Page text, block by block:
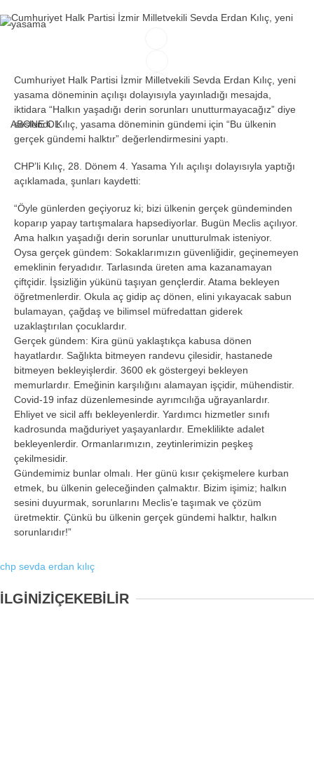
TikTok
ABONE OL
Cumhuriyet Halk Partisi İzmir Milletvekili Sevda Erdan Kılıç, yeni
yasama döneminin açılışı dolayısıyla yayınladığı mesajda,
iktidara “Halkın yaşadığı derin sorunları unutturmayacağız” diye
seslendi. Kılıç, yasama döneminin gündemi için “Bu ülkenin
gerçek gündemi halktır” değerlendirmesini yaptı.
CHP’li Kılıç, 28. Dönem 4. Yasama Yılı açılışı dolayısıyla yaptığı
açıklamada, şunları kaydetti:
“Öyle günlerden geçiyoruz ki; bizi ülkenin gerçek gündeminden
koparıp yapay tartışmalara hapsediyorlar. Bugün Meclis açılıyor.
Ama halkın yaşadığı derin sorunlar unutturulmak isteniyor.
Oysa gerçek gündem: Sokaklarımızın güvenliğidir, geçinemeyen
emeklinin feryadıdır. Tarlasında üreten ama kazanamayan
çiftçidir. İşsizliğin yükünü taşıyan gençlerdir. Atama bekleyen
öğretmenlerdir. Okula aç gidip aç dönen, elini yıkayacak sabun
bulamayan, çağdaş ve bilimsel müfredattan giderek
uzaklaştırılan çocuklardır.
Gerçek gündem: Kira günü yaklaştıkça kabusa dönen
hayatlardır. Sağlıkta bitmeyen randevu çilesidir, hastanede
bitmeyen bekleyişlerdir. 3600 ek göstergeyi bekleyen
memurlardır. Emeğinin karşılığını alamayan işçidir, mühendistir.
Covid-19 infaz düzenlemesinde ayrımcılığa uğrayanlardır.
Ehliyet ve sicil affı bekleyenlerdir. Yardımcı hizmetler sınıfı
kadrosunda mağduriyet yaşayanlardır. Emeklilikte adalet
bekleyenlerdir. Ormanlarımızın, zeytinlerimizin peşkeş
çekilmesidir.
Gündemimiz bunlar olmalı. Her günü kısır çekişmelere kurban
etmek, bu ülkenin geleceğinden çalmaktır. Bizim işimiz; halkın
sesini duyurmak, sorunlarını Meclis’e taşımak ve çözüm
üretmektir. Çünkü bu ülkenin gerçek gündemi halktır, halkın
sorunlarıdır!”
chp sevda erdan kılıç
İLGİNİZİÇEKEBİLİR